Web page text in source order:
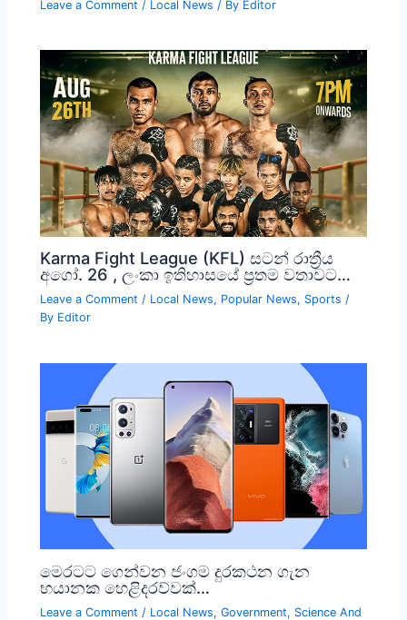
Leave a Comment / Local News / By Editor
Karma Fight League (KFL) සටන් රාත්‍රීය
අගෝ. 26 , ලංකා ඉතිහාසයේ ප්‍රතම වතාවට…
Leave a Comment / Local News, Popular News, Sports /
By Editor
මෙරටට ගෙන්වන ජංගම දුරකථන ගැන
භයානක හෙළිදරව්වක්…
Leave a Comment / Local News,Government, Science And